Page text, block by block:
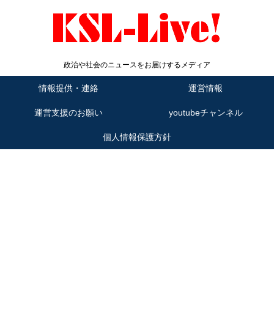
政治や社会のニュースをお届けするメディア
情報提供・連絡 運営情報
運営支援のお願い youtubeチャンネル
個人情報保護方針